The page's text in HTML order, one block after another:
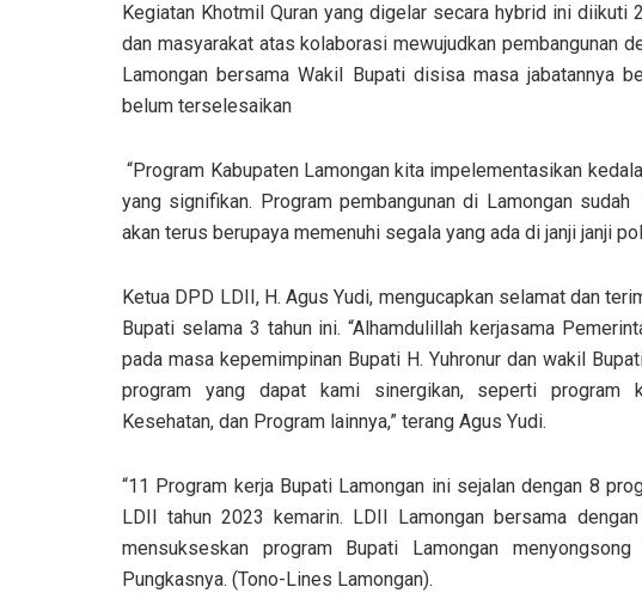
Kegiatan Khotmil Quran yang digelar secara hybrid ini diikuti
dan masyarakat atas kolaborasi mewujudkan pembangunan
Lamongan bersama Wakil Bupati disisa masa jabatannya
belum terselesaikan
“Program Kabupaten Lamongan kita impelementasikan
yang signifikan. Program pembangunan di Lamongan
akan terus berupaya memenuhi segala yang ada di janji janji
Ketua DPD LDII, H. Agus Yudi, mengucapkan selamat dan
Bupati selama 3 tahun ini. “Alhamdulillah kerjasama
pada masa kepemimpinan Bupati H. Yuhronur dan wakil
program yang dapat kami sinergikan, seperti program
Kesehatan, dan Program lainnya,” terang Agus Yudi.
“11 Program kerja Bupati Lamongan ini sejalan dengan 8
LDII tahun 2023 kemarin. LDII Lamongan bersama
mensukseskan program Bupati Lamongan
Pungkasnya. (Tono-Lines Lamongan).